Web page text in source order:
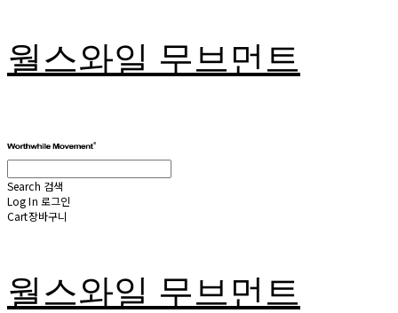
월스와일 무브먼트
Search 검색
Log In 로그인
Cart장바구니
월스와일 무브먼트